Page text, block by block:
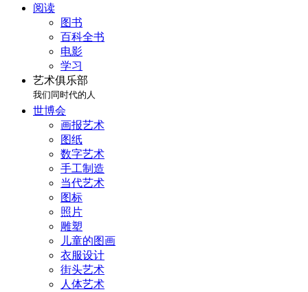
阅读
图书
百科全书
电影
学习
艺术俱乐部
我们同时代的人
世博会
画报艺术
图纸
数字艺术
手工制造
当代艺术
图标
照片
雕塑
儿童的图画
衣服设计
街头艺术
人体艺术